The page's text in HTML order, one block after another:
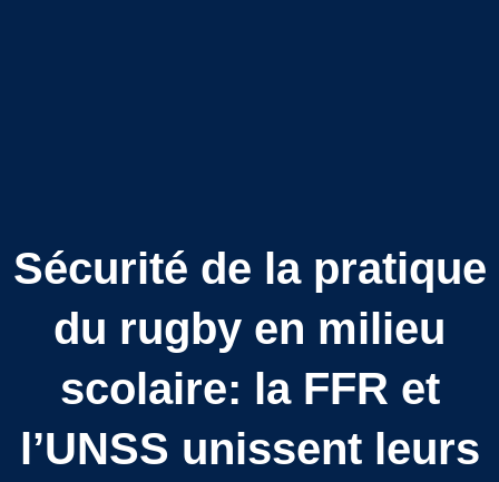
Sécurité de la pratique
du rugby en milieu
scolaire: la FFR et
l’UNSS unissent leurs